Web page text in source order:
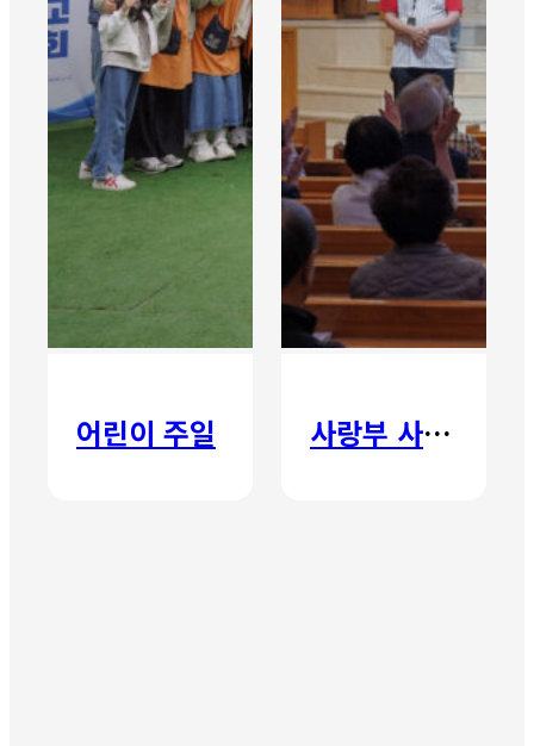
어린이 주일 사랑부 사랑주일